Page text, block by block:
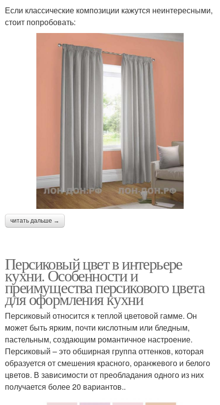
Если классические композиции кажутся неинтересными,
стоит попробовать:
читать дальше →
Персиковый цвет в интерьере
кухни. Особенности и
преимущества персикового цвета
для оформления кухни
Персиковый относится к теплой цветовой гамме. Он
может быть ярким, почти кислотным или бледным,
пастельным, создающим романтичное настроение.
Персиковый – это обширная группа оттенков, которая
образуется от смешения красного, оранжевого и белого
цветов. В зависимости от преобладания одного из них
получается более 20 вариантов..